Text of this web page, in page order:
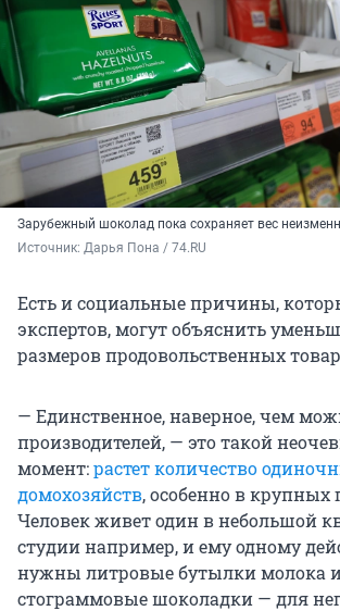
Зарубежный шоколад пока сохраняет вес
Источник: Дарья Пона / 74.RU
Есть и социальные причины,
экспертов, могут объяснить
размеров продовольственных
— Единственное, наверное, чем
производителей, — это такой
момент:растет количество
домохозяйств, особенно в крупных
Человек живет один в небольшой
студии например, и ему одному
нужны литровые бутылки молока
стограммовые шоколадки — для